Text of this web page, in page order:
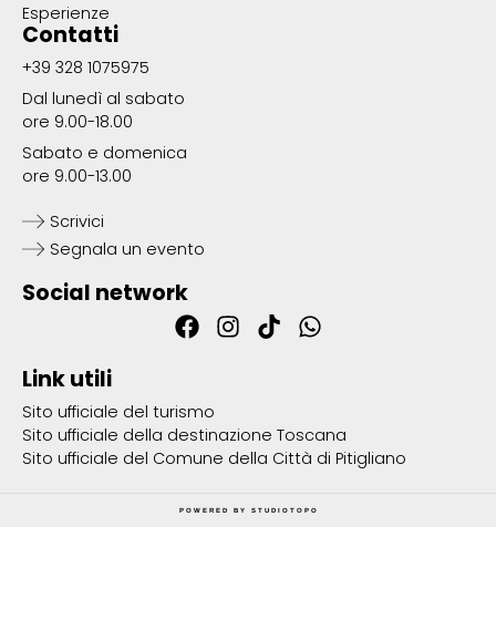
Esperienze
Contatti
+39 328 1075975
Dal lunedì al sabato
ore 9.00-18.00
Sabato e domenica
ore 9.00-13.00
Scrivici
Segnala un evento
Social network
Link utili
Sito ufficiale del turismo
Sito ufficiale della destinazione Toscana
Sito ufficiale del Comune della Città di Pitigliano
POWERED BY STUDIOTOPO